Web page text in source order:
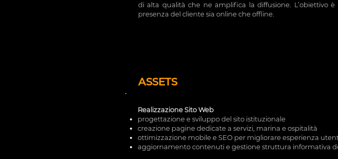
di alta qualità che ne amplifica la diffusione. L’obiettivo
presenza del cliente sia online che offline.
ASSETS
Realizzazione Sito Web
progettazione e sviluppo del sito istituzionale
creazione pagine dedicate a servizi, marina e ospitalità
ottimizzazione mobile e SEO per migliorare esperienza
aggiornamento contenuti e gestione struttura informativa